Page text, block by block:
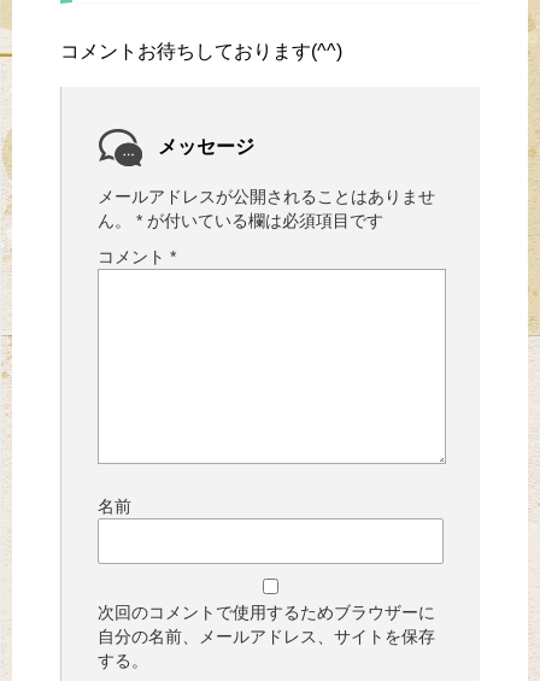
コメントお待ちしております(^^)
メッセージ
メールアドレスが公開されることはありませ
ん。
* が付いている欄は必須項目です
コメント *
名前
次回のコメントで使用するためブラウザーに
自分の名前、メールアドレス、サイトを保存
する。